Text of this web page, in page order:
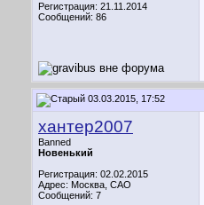
Регистрация: 21.11.2014
Сообщений: 86
03.03.2015, 17:52
хантер2007
Banned
Новенький
Регистрация: 02.02.2015
Адрес: Москва, САО
Сообщений: 7